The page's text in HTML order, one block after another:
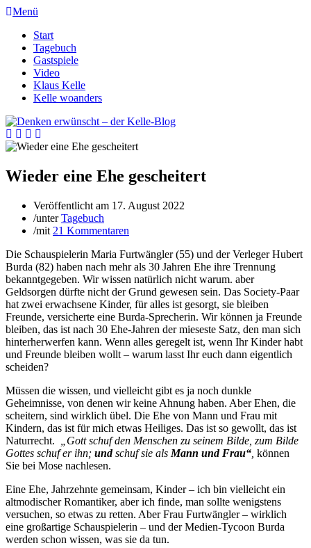
Menü
Start
Tagebuch
Gastspiele
Video
Klaus Kelle
Kelle woanders
Wieder eine Ehe gescheitert
Veröffentlicht am 17. August 2022
/unterTagebuch
/mit 21 Kommentaren
Die Schauspielerin Maria Furtwängler (55) und der Verleger Hubert
Burda (82) haben nach mehr als 30 Jahren Ehe ihre Trennung
bekanntgegeben. Wir wissen natürlich nicht warum. aber
Geldsorgen dürfte nicht der Grund gewesen sein. Das Society-Paar
hat zwei erwachsene Kinder, für alles ist gesorgt, sie bleiben
Freunde, versicherte eine Burda-Sprecherin. Wir können ja Freunde
bleiben, das ist nach 30 Ehe-Jahren der mieseste Satz, den man sich
hinterherwerfen kann. Wenn alles geregelt ist, wenn Ihr Kinder habt
und Freunde bleiben wollt – warum lasst Ihr euch dann eigentlich
scheiden?
Müssen die wissen, und vielleicht gibt es ja noch dunkle
Geheimnisse, von denen wir keine Ahnung haben. Aber Ehen, die
scheitern, sind wirklich übel. Die Ehe von Mann und Frau mit
Kindern, das ist für mich etwas Heiliges. Das ist so gewollt, das ist
Naturrecht.
„Gott schuf den Menschen zu seinem Bilde, zum Bilde
Gottes schuf er ihn; undschuf sie als Mann und Frau“ können
Sie bei Mose nachlesen.
Eine Ehe, Jahrzehnte gemeinsam, Kinder – ich bin vielleicht ein
altmodischer Romantiker, aber ich finde, man sollte wenigstens
versuchen, so etwas zu retten. Aber Frau Furtwängler – wirklich
eine großartige Schauspielerin – und der Medien-Tycoon Burda
werden schon wissen, was sie da tun.